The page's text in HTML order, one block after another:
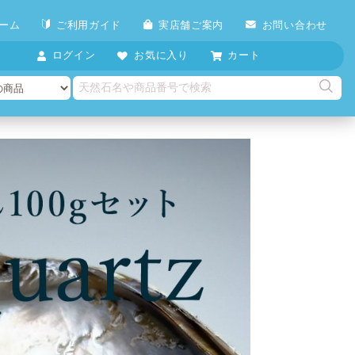
ム ご利用ガイド 実店舗ご案内 お問い合わせ
ログイン お気に入り カート